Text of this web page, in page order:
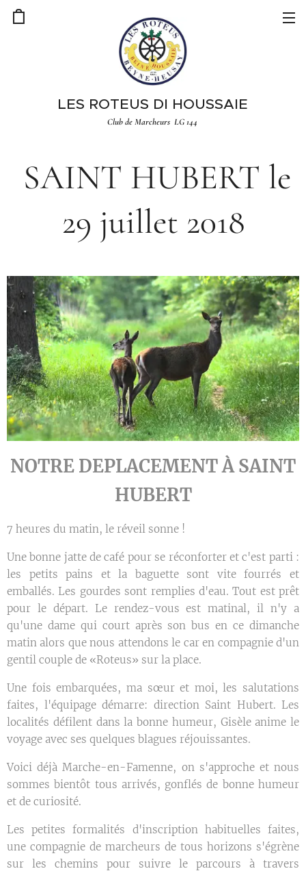
LES ROTEUS DI HOUSSAIE
Club de Marcheurs LG 144
SAINT HUBERT le
29 juillet 2018
NOTRE DEPLACEMENT À SAINT
HUBERT
7 heures du matin, le réveil sonne !
Une bonne jatte de café pour se réconforter et c'est parti :
les petits pains et la baguette sont vite fourrés et
emballés. Les gourdes sont remplies d'eau. Tout est prêt
pour le départ. Le rendez-vous est matinal, il n'y a
qu'une dame qui court après son bus en ce dimanche
matin alors que nous attendons le car en compagnie d'un
gentil couple de «Roteus» sur la place.
Une fois embarquées, ma sœur et moi, les salutations
faites, l'équipage démarre: direction Saint Hubert. Les
localités défilent dans la bonne humeur, Gisèle anime le
voyage avec ses quelques blagues réjouissantes.
Voici déjà Marche-en-Famenne, on s'approche et nous
sommes bientôt tous arrivés, gonflés de bonne humeur
et de curiosité.
Les petites formalités d'inscription habituelles faites,
une compagnie de marcheurs de tous horizons s'égrène
sur les chemins pour suivre le parcours à travers